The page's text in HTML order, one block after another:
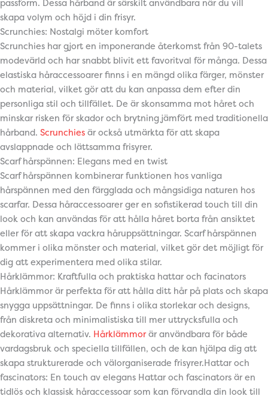
passform. Dessa hårband är särskilt användbara när du vill
skapa volym och höjd i din frisyr.
Scrunchies: Nostalgi möter komfort
Scrunchies har gjort en imponerande återkomst från 90-talets
modevärld och har snabbt blivit ett favoritval för många. Dessa
elastiska håraccessoarer finns i en mängd olika färger, mönster
och material, vilket gör att du kan anpassa dem efter din
personliga stil och tillfället. De är skonsamma mot håret och
minskar risken för skador och brytning jämfört med traditionella
hårband. Scrunchies är också utmärkta för att skapa
avslappnade och lättsamma frisyrer.
Scarf hårspännen: Elegans med en twist
Scarf hårspännen kombinerar funktionen hos vanliga
hårspännen med den färgglada och mångsidiga naturen hos
scarfar. Dessa håraccessoarer ger en sofistikerad touch till din
look och kan användas för att hålla håret borta från ansiktet
eller för att skapa vackra håruppsättningar. Scarf hårspännen
kommer i olika mönster och material, vilket gör det möjligt för
dig att experimentera med olika stilar.
Hårklämmor: Kraftfulla och praktiska hattar och facinators
Hårklämmor är perfekta för att hålla ditt hår på plats och skapa
snygga uppsättningar. De finns i olika storlekar och designs,
från diskreta och minimalistiska till mer uttrycksfulla och
dekorativa alternativ. Hårklämmorär användbara för både
vardagsbruk och speciella tillfällen, och de kan hjälpa dig att
skapa strukturerade och välorganiserade frisyrer.Hattar och
fascinators: En touch av elegans Hattar och fascinators är en
tidlös och klassisk håraccessoar som kan förvandla din look till